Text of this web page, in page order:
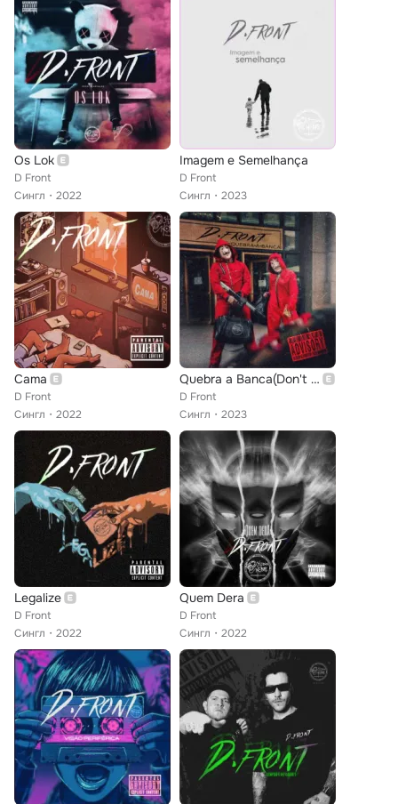
Os Lok
D Front
Сингл
2022
Imagem e Semelhança
D Front
Сингл
2023
Cama
D Front
Сингл
2022
Quebra a Banca(Don't You Cry Boy)
D Front
Сингл
2023
Legalize
D Front
Сингл
2022
Quem Dera
D Front
Сингл
2022